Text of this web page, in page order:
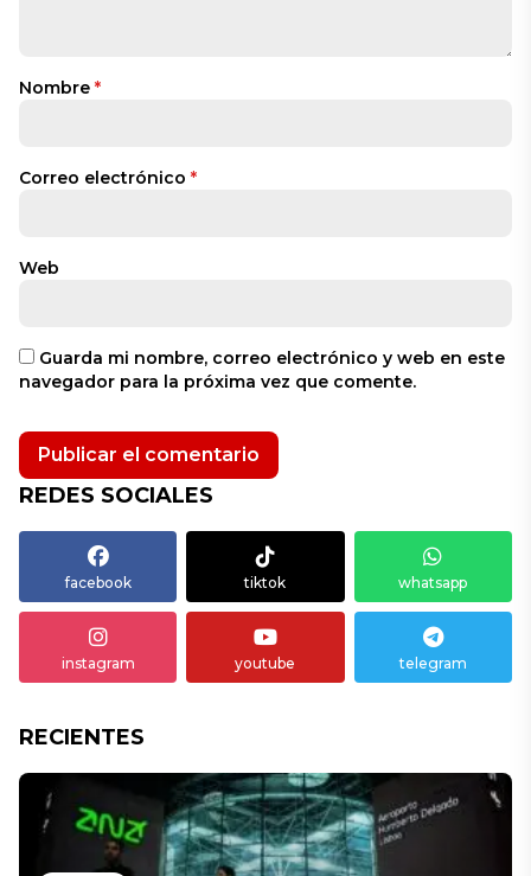
Nombre *
Correo electrónico *
Web
Guarda mi nombre, correo electrónico y web en este
navegador para la próxima vez que comente.
REDES SOCIALES
facebook tiktok whatsapp
instagram youtube telegram
RECIENTES